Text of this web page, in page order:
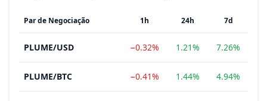
Par de Negociação 1h 24h 7d
PLUME/USD −0.32% 1.21% 7.26%
PLUME/BTC −0.41% 1.44% 4.94%